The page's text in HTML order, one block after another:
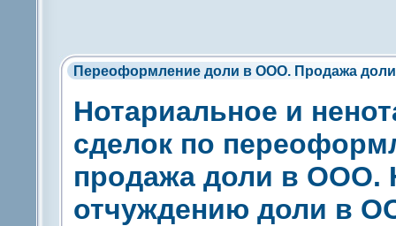
Переоформление доли в ООО. Продажа
Нотариальное и
сделок по
продажа доли в ООО.
отчуждению доли в